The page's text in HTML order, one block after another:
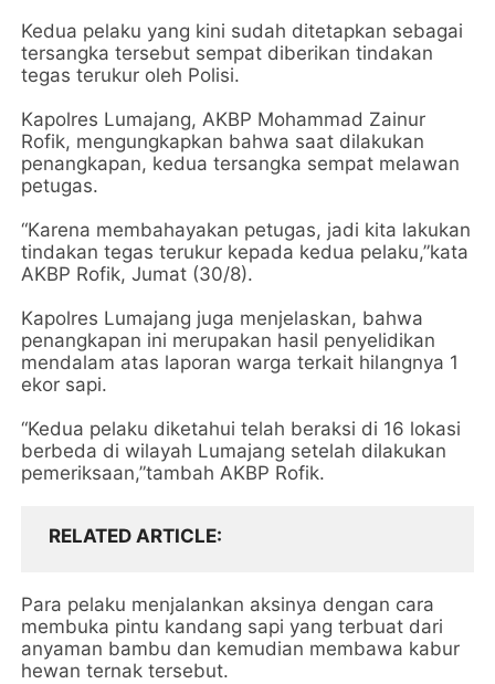
Kedua pelaku yang kini sudah ditetapkan sebagai
tersangka tersebut sempat diberikan tindakan
tegas terukur oleh Polisi.
Kapolres Lumajang, AKBP Mohammad Zainur
Rofik, mengungkapkan bahwa saat dilakukan
penangkapan, kedua tersangka sempat melawan
petugas.
“Karena membahayakan petugas, jadi kita lakukan
tindakan tegas terukur kepada kedua pelaku,”kata
AKBP Rofik, Jumat (30/8).
Kapolres Lumajang juga menjelaskan, bahwa
penangkapan ini merupakan hasil penyelidikan
mendalam atas laporan warga terkait hilangnya 1
ekor sapi.
“Kedua pelaku diketahui telah beraksi di 16 lokasi
berbeda di wilayah Lumajang setelah dilakukan
pemeriksaan,”tambah AKBP Rofik.
RELATED ARTICLE
Para pelaku menjalankan aksinya dengan cara
membuka pintu kandang sapi yang terbuat dari
anyaman bambu dan kemudian membawa kabur
hewan ternak tersebut.